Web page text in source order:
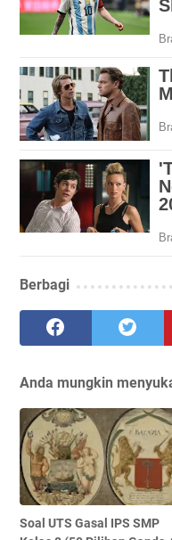
Berbagi
Anda mungkin
Soal UTS Gasal IPS SMP